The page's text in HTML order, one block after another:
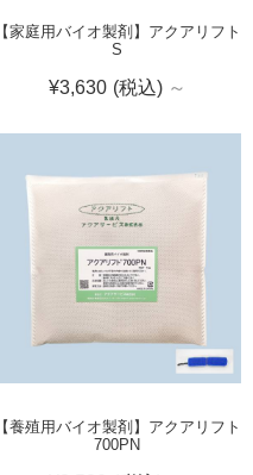
【家庭用バイオ製剤】アクアリフト
S
¥3,630 (税込) ～
【養殖用バイオ製剤】アクアリフト
700PN